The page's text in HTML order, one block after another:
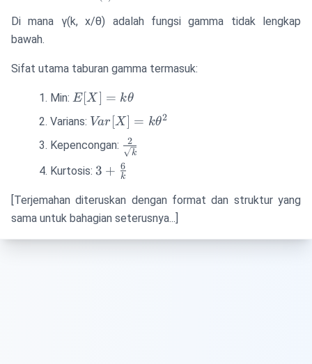
\frac{\gamma(k,
x/\theta)}
{\Gamma(k)}
Di mana γ(k, x/θ) adalah fungsi gamma tidak lengkap
bawah.
Sifat utama taburan gamma termasuk:
Min: E[X] =
k\theta
E [X ] = kθ
Varians: Var[X] =
k\theta^2
Var [X] = kθ2
Kepencongan: \frac{2}
{\sqrt{k}}
k
2
Kurtosis: 3 +
{k}
3 + k
6
[Terjemahan diteruskan dengan format dan struktur yang
sama untuk bahagian seterusnya...]